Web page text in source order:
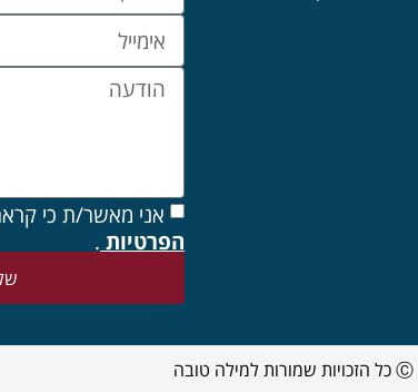
אני מאשר/ת כי
הפרטיות .
Ⓒ כל הזכויות שמורות למילה טובה